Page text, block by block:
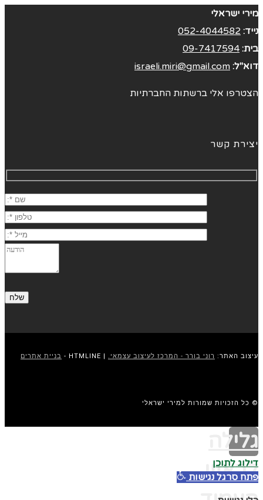
מירי ישראלי
נייד: 052-4044582
בית: 09-7417594
דוא"ל: israeli.miri@gmail.com
הצטרפו אלי ברשתות החברתיות
יצירת קשר
עיצוב האתר: רוני בורר - המרכז לעיצוב עצמאי. | HTMLINE - בניית אתרים
© כל הזכויות שמורות למירי ישראלי
גלילה
לראש
דילוג לתוכן
פתח סרגל נגישות